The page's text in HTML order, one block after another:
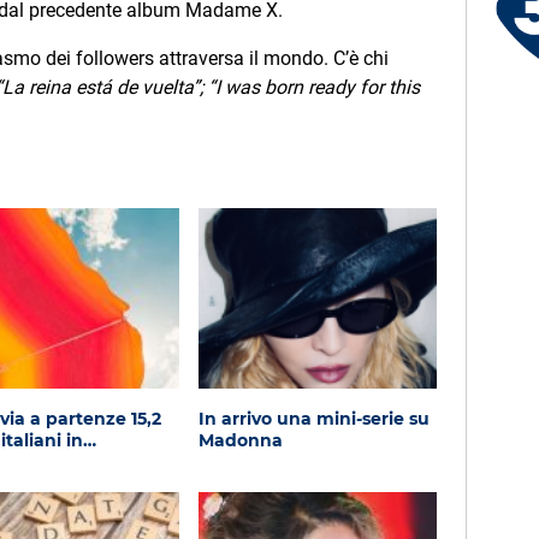
precedente album Madame X.
dei followers attraversa il mondo. C’è chi
reina está de vuelta”; “I was born ready for this
a partenze 15,2
in…
In arrivo una mini-serie su
Madonna
Le canzoni della tua vita -